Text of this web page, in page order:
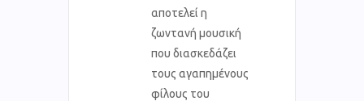
αποτελεί η
ζωντανή μουσική
που διασκεδάζει
τους αγαπημένους
φίλους του